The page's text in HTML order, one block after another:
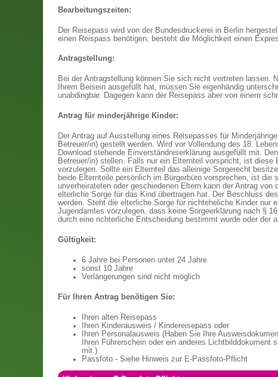
Bearbeitungszeiten:
Der Reisepass wird von der Bundesdruckerei in Berlin
einen Reispass benötigen, besteht die Möglichkeit einen
Antragstellung:
Bei der Antragstellung können Sie sich nicht vertreten lassen.
Ihrem Beisein ausgefüllt hat, müssen Sie eigenhändig
unabdingbar. Dagegen kann der Reisepass aber von einem
Antrag für minderjährige Kinder:
Der Antrag auf Ausstellung eines Reisepasses für
Betreuer/in) gestellt werden. Wird vor Vollendung des 18.
Download stehende Einverständniserklärung ausgefüllt mit.
Betreuer/in) stellen. Falls nur ein Elternteil vorspricht, ist
vorzulegen. Sollte ein Elternteil das alleinige Sorgerecht
beide Elternteile persönlich im Bürgerbüro vorsprechen, ist
unverheirateten oder geschiedenen Eltern kann der Antrag
elterliche Sorge für das Kind übertragen hat. Der Beschluss
werden. Steht die elterliche Sorge für nichteheliche Kinder
Jugendamtes vorzulegen, dass keine Sorgeerklärung nach §
durch eine richterliche Entscheidung bestimmt wurde oder der
Gültigkeit:
6 Jahre bei Personen unter 24 Jahre
sonst 10 Jahre
Verlängerungen sind nicht möglich
Für Ihren Antrag benötigen Sie:
Ihren alten Reisepass
Ihren Kinderausweis / Kindereisepass oder
Ihren Personalausweis (Haben Sie Ihre
Ihren Führerschein oder ein anderes
mit.)
Passfoto - Siehe Hinweis zur E-Passfoto-Pflicht